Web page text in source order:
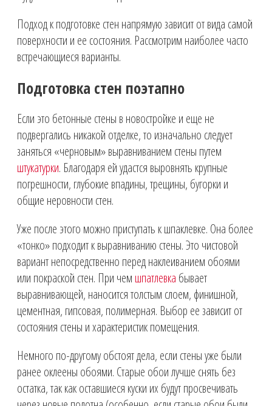
Подход к подготовке стен напрямую зависит от вида самой
поверхности и ее состояния. Рассмотрим наиболее часто
встречающиеся варианты.
Подготовка стен поэтапно
Если это бетонные стены в новостройке и еще не
подвергались никакой отделке, то изначально следует
заняться «черновым» выравниванием стены путем
штукатурки. Благодаря ей удастся выровнять крупные
погрешности, глубокие впадины, трещины, бугорки и
общие неровности стен.
Уже после этого можно приступать к шпаклевке. Она более
«тонко» подходит к выравниванию стены. Это чистовой
вариант непосредственно перед наклеиванием обоями
или покраской стен. При чем шпатлевка бывает
выравнивающей, наносится толстым слоем, финишной,
цементная, гипсовая, полимерная. Выбор ее зависит от
состояния стены и характеристик помещения.
Немного по-другому обстоят дела, если стены уже были
ранее оклеены обоями. Старые обои лучше снять без
остатка, так как оставшиеся куски их будут просвечивать